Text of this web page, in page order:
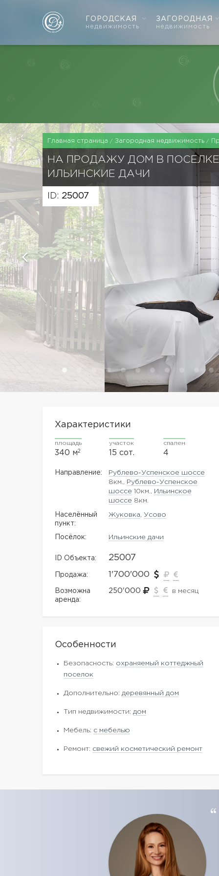
ГОРОДСКАЯ
недвижимость
ЗАГОРОДНАЯ
недвижимость
Главная страница Загородная недвижимость
НА ПРОДАЖУ ДОМ В ПОСЕЛКЕ
ИЛЬИНСКИЕ ДАЧИ
ID: 25007
Характеристики
площадь
340 м2
участок
15 сот.
спален
4
Направление:
Рублево-Успенское шоссе
8км.,
Рублево-Успенское
шоссе 10км.,
Ильинское
шоссе 8км.
Населённый
пункт:
Жуковка ,Усово
Посёлок: Ильинские дачи
ID Объекта: 25007
Продажа: 1'700'000
Возможна
аренда:
250'000 в месяц
Особенности
Безопасность: охраняемый коттеджный
поселок
Дополнительно: деревянный дом
Тип недвижимости: дом
Мебель: с мебелью
Ремонт: свежий косметический ремонт